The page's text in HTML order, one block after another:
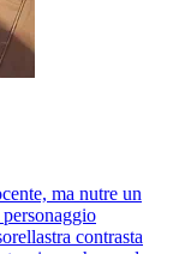
ma nutre un
contrasta